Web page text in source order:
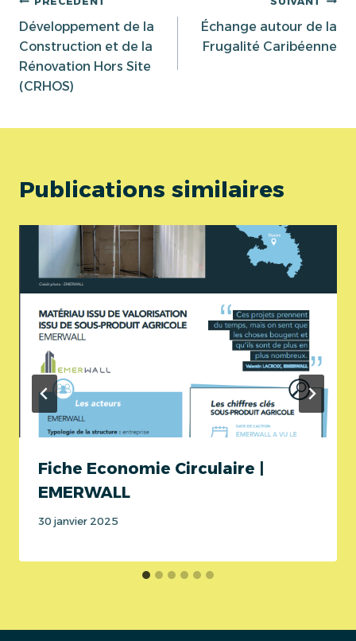
Navigation
de
l’article
Développement de la
Construction et de la
Rénovation Hors Site
(CRHOS)
Échange autour de la
Frugalité Caribéenne
Publications similaires
Fiche Economie Circulaire |
EMERWALL
30 janvier 2025